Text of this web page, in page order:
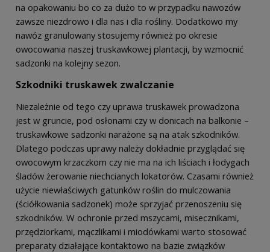
na opakowaniu bo co za dużo to w przypadku nawozów
zawsze niezdrowo i dla nas i dla rośliny. Dodatkowo my
nawóz granulowany stosujemy również po okresie
owocowania naszej truskawkowej plantacji, by wzmocnić
sadzonki na kolejny sezon.
Szkodniki truskawek zwalczanie
Niezależnie od tego czy uprawa truskawek prowadzona
jest w gruncie, pod osłonami czy w donicach na balkonie –
truskawkowe sadzonki narażone są na atak szkodników.
Dlatego podczas uprawy należy dokładnie przyglądać się
owocowym krzaczkom czy nie ma na ich liściach i łodygach
śladów żerowanie niechcianych lokatorów. Czasami również
użycie niewłaściwych gatunków roślin do mulczowania
(ściółkowania sadzonek) może sprzyjać przenoszeniu się
szkodników. W ochronie przed mszycami, misecznikami,
przędziorkami, mączlikami i miodówkami warto stosować
preparaty działające kontaktowo na bazie związków